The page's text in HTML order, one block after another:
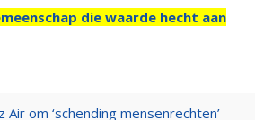
die waarde hecht aan
om ‘schending mensenrechten’